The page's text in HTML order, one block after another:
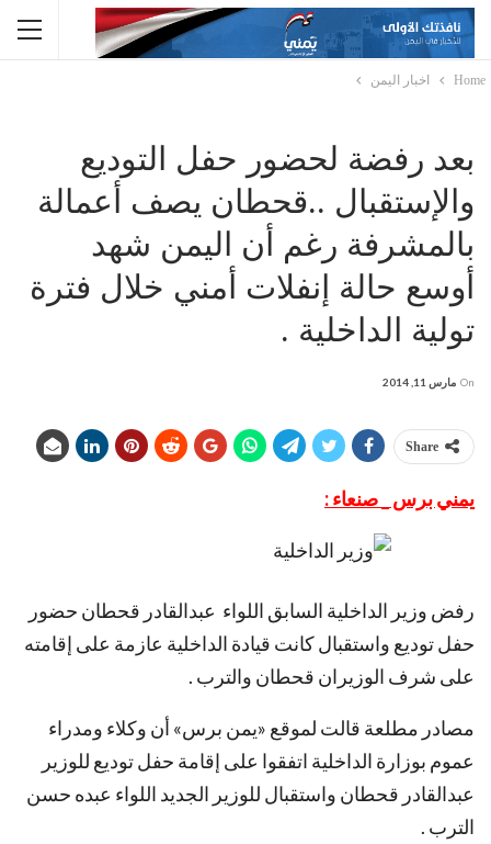
Home اخبار اليمن
بعد رفضة لحضور حفل التوديع
والإستقبال ..قحطان يصف أعمالة
بالمشرفة رغم أن اليمن شهد
أوسع حالة إنفلات أمني خلال فترة
تولية الداخلية .
On مارس 11, 2014
Share
يمني برس _ صنعاء :
رفض وزير الداخلية السابق اللواء عبدالقادر قحطان حضور
حفل توديع واستقبال كانت قيادة الداخلية عازمة على إقامته
على شرف الوزيران قحطان والترب .
مصادر مطلعة قالت لموقع «يمن برس» أن وكلاء ومدراء
عموم بوزارة الداخلية اتفقوا على إقامة حفل توديع للوزير
عبدالقادر قحطان واستقبال للوزير الجديد اللواء عبده حسن
الترب .